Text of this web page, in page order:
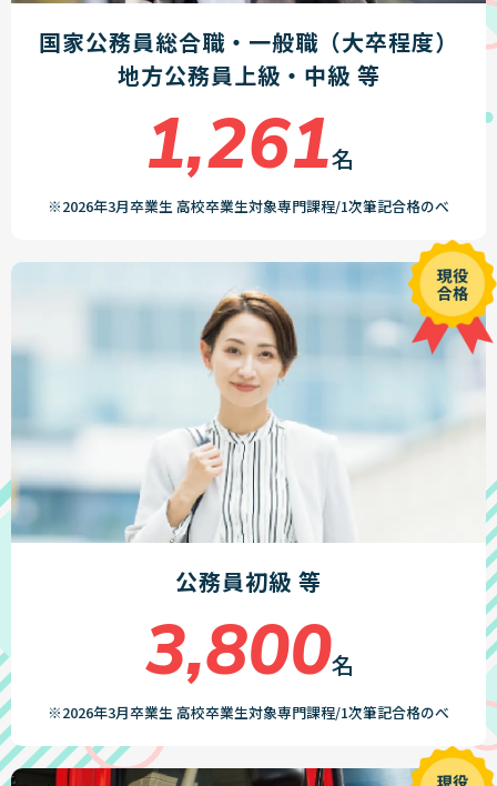
国家公務員総合職・一般職（大卒程度）
地方公務員上級・中級 等
1,261名
※2026年3月卒業生 高校卒業生対象専門課程/1次筆記合格のべ
公務員初級 等
3,800名
※2026年3月卒業生 高校卒業生対象専門課程/1次筆記合格のべ